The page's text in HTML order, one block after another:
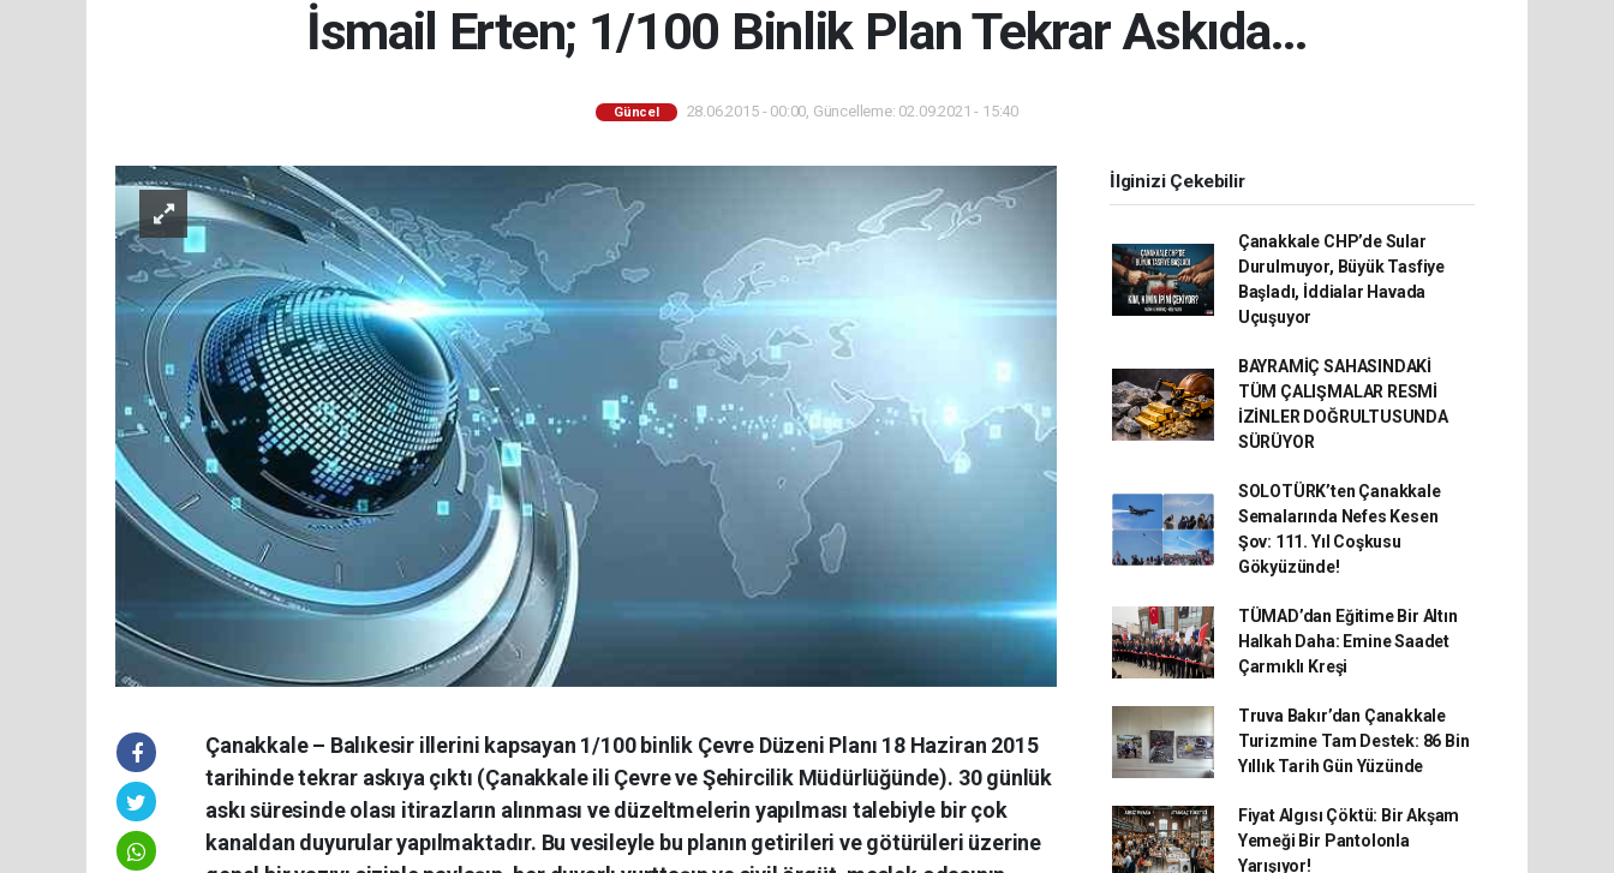
İsmail Erten; 1/100 Binlik Plan Tekrar Askıda…
Güncel 28.06.2015 - 00:00, Güncelleme: 02.09.2021 - 15:40
Çanakkale – Balıkesir illerini kapsayan 1/100 binlik Çevre Düzeni Planı 18 Haziran 2015
tarihinde tekrar askıya çıktı (Çanakkale ili Çevre ve Şehircilik Müdürlüğünde). 30 günlük
askı süresinde olası itirazların alınması ve düzeltmelerin yapılması talebiyle bir çok
kanaldan duyurular yapılmaktadır. Bu vesileyle bu planın getirileri ve götürüleri üzerine
İlginizi Çekebilir
Çanakkale CHP’de Sular
Durulmuyor, Büyük Tasfiye
Başladı, İddialar Havada
Uçuşuyor
BAYRAMİÇ SAHASINDAKİ
TÜM ÇALIŞMALAR RESMİ
İZİNLER DOĞRULTUSUNDA
SÜRÜYOR
SOLOTÜRK’ten Çanakkale
Semalarında Nefes Kesen
Şov: 111. Yıl Coşkusu
Gökyüzünde!
TÜMAD’dan Eğitime Bir Altın
Halkah Daha: Emine Saadet
Çarmıklı Kreşi
Truva Bakır’dan Çanakkale
Turizmine Tam Destek: 86 Bin
Yıllık Tarih Gün Yüzünde
Fiyat Algısı Çöktü: Bir Akşam
Yemeği Bir Pantolonla
Yarışıyor!